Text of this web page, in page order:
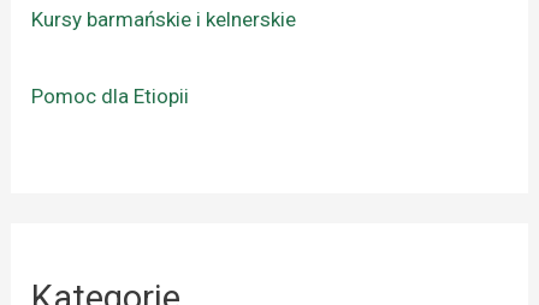
Kursy barmańskie i kelnerskie
Pomoc dla Etiopii